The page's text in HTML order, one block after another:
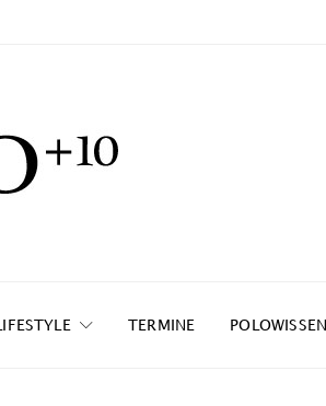
LIFESTYLE TERMINE POLOWISSEN